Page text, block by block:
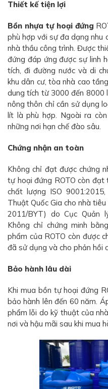
Thiết kế tiện lợi
Bồn nhựa tự hoại đứng
phù hợp với sự đa dạng nhu
nhà thầu công trình. Được
đứng đáp ứng được sự linh
tích, đi đường nước và di
khu dân cư, tòa nhà cao
dung tích từ 3000 đến 8000
nông thôn chỉ cần sử dụng
lít là phù hợp. Ngoài ra
những nơi hạn chế đào sâu.
Chứng nhận an toàn
Không chỉ đạt được chứng
tự hoại đứng ROTO còn đạt
chất lượng ISO
Thuật Quốc Gia cho nhà
2011/BYT) do Cục Quản
Không chỉ chứng minh
phẩm của ROTO còn được
đã sử dụng và cho phản hồi
Bảo hành lâu dài
Khi mua bồn tự hoại đứng
bảo hành lên đến 60 năm.
phẩm lỗi do kỹ thuật của
nơi và hậu mãi sau khi mua